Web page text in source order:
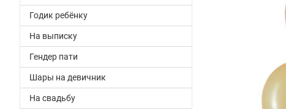
Годик ребёнку
На выписку
Гендер пати
Шары на девичник
На свадьбу